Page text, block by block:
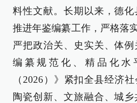
料性文献。长期以来，德
推进年鉴编纂工作，严格落
严把政治关、史实关、体
编纂规范化、精品化水
（2026）》紧扣全县经济
陶瓷创新、文旅融合、城乡